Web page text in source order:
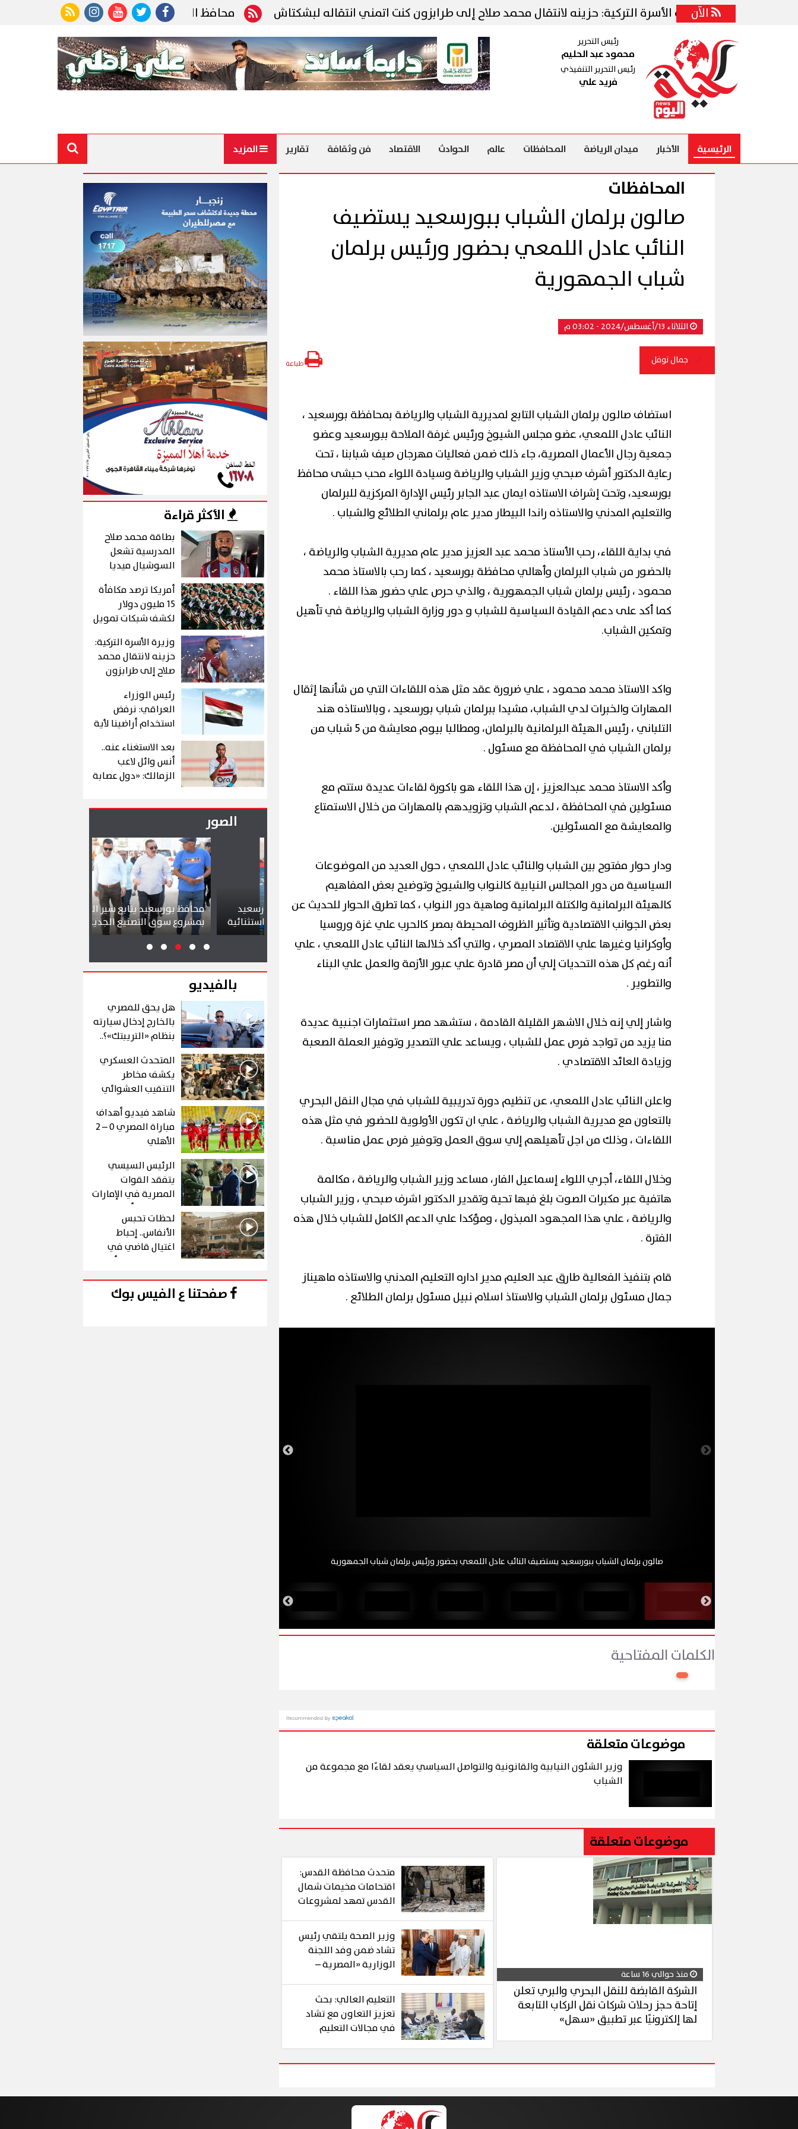
الآن محافظ الجيزة ينعى رئيس الوحدة المحلية بقرية ناهيا وزيرة الأسرة التركية: حزينه لانتقال محمد صلاح إلى طرابزون كنت اتمني انتقاله لبشكتاش
رئيس التحرير
محمود عبد الحليم
رئيس التحرير التنفيذي
فريد علي
الرئيسية الأخبار ميدان الرياضة المحافظات عالم الحوادث الاقتصاد فن وثقافة تقارير المزيد
المحافظات
صالون برلمان الشباب ببورسعيد يستضيف
النائب عادل اللمعي بحضور ورئيس برلمان
شباب الجمهورية
الثلاثاء 13/أغسطس/2024 - 03:02 م
جمال نوفل طباعة
استضاف صالون برلمان الشباب التابع لمديرية الشباب والرياضة بمحافظة بورسعيد ،
النائب عادل اللمعي، عضو مجلس الشيوخ ورئيس غرفة الملاحة ببورسعيد وعضو
جمعية رجال الأعمال المصرية، جاء ذلك ضمن فعاليات مهرجان صيف شبابنا ، تحت
رعاية الدكتور أشرف صبحي وزير الشباب والرياضة وسيادة اللواء محب حبشى محافظ
بورسعيد، وتحت إشراف الاستاذه ايمان عبد الجابر رئيس الإدارة المركزية للبرلمان
والتعليم المدني والاستاذه راندا البيطار مدير عام برلماني الطلائع والشباب .
في بداية اللقاء، رحب الأستاذ محمد عبد العزيز مدير عام مديرية الشباب والرياضة ،
بالحضور من شباب البرلمان وأهالي محافظة بورسعيد ، كما رحب بالاستاذ محمد
محمود ، رئيس برلمان شباب الجمهورية ، والذي حرص علي حضور هذا اللقاء .
كما أكد على دعم القيادة السياسية للشباب و دور وزارة الشباب والرياضة في تأهيل
وتمكين الشباب.
واكد الاستاذ محمد محمود ، علي ضرورة عقد مثل هذه اللقاءات التي من شأنها إثقال
المهارات والخبرات لدي الشباب، مشيدا ببرلمان شباب بورسعيد ، وبالاستاذه هند
التلباني ، رئيس الهيئة البرلمانية بالبرلمان، ومطالبا بيوم معايشة من 5 شباب من
برلمان الشباب في المحافظة مع مسئول .
وأكد الاستاذ محمد عبدالعزيز ، إن هذا اللقاء هو باكورة لقاءات عديدة ستتم مع
مسئولين في المحافظة ، لدعم الشباب وتزويدهم بالمهارات من خلال الاستمتاع
والمعايشة مع المسئولين.
ودار حوار مفتوح بين الشباب والنائب عادل اللمعي ، حول العديد من الموضوعات
السياسية من دور المجالس النيابية كالنواب والشيوخ وتوضيح بعض المفاهيم
كالهيئة البرلمانية والكتلة البرلمانية وماهية دور النواب ، كما تطرق الحوار للحديث عن
بعض الجوانب الاقتصادية وتأثير الظروف المحيطة بمصر كالحرب علي غزة وروسيا
وأوكرانيا وغيرها علي الاقتصاد المصري ، والتي أكد خلالها النائب عادل اللمعي ، علي
أنه رغم كل هذه التحديات إلي أن مصر قادرة علي عبور الأزمة والعمل علي البناء
والتطوير .
واشار إلي إنه خلال الاشهر القليلة القادمة ، ستشهد مصر استثمارات اجنبية عديدة
منا يزيد من تواجد فرص عمل للشباب ، ويساعد علي التصدير وتوفير العملة الصعبة
وزيادة العائد الاقتصادي .
واعلن النائب عادل اللمعي، عن تنظيم دورة تدريبية للشباب في مجال النقل البحري
بالتعاون مع مديرية الشباب والرياضة ، علي ان تكون الأولوية للحضور في مثل هذه
اللقاءات ، وذلك من اجل تأهيلهم إلي سوق العمل وتوفير فرص عمل مناسبة .
وخلال اللقاء، أجري اللواء إسماعيل الفار، مساعد وزير الشباب والرياضة ، مكالمة
هاتفية عبر مكبرات الصوت بلغ فيها تحية وتقدير الدكتور اشرف صبحي ، وزير الشباب
والرياضة ، علي هذا المجهود المبذول ، ومؤكدا علي الدعم الكامل للشباب خلال هذه
الفترة .
قام بتنفيذ الفعالية طارق عبد العليم مدير اداره التعليم المدني والاستاذه ماهيناز
جمال مسئول برلمان الشباب والاستاذ اسلام نبيل مسئول برلمان الطلائع .
صالون برلمان الشباب ببورسعيد يستضيف النائب عادل اللمعي بحضور ورئيس برلمان شباب الجمهورية
الكلمات المفتاحية
موضوعات متعلقة
وزير الشئون النيابية والقانونية والتواصل السياسي يعقد لقاءًا مع مجموعة من
الشباب
موضوعات متعلقة
منذ حوالي 16 ساعة
الشركة القابضة للنقل البحري والبري تعلن
إتاحة حجز رحلات شركات نقل الركاب التابعة
لها إلكترونيًا عبر تطبيق «سهل»
متحدث محافظة القدس:
اقتحامات مخيمات شمال
القدس تمهد لمشروعات
لأهداف أمنية
وزير الصحة يلتقي رئيس
تشاد ضمن وفد اللجنة
الوزارية «المصرية –
التعاون الصحي
التعليم العالي: بحث
تعزيز التعاون مع تشاد
في مجالات التعليم
الأكثر قراءة
بطاقة محمد صلاح
المدرسية تشعل
السوشيال ميديا
أمريكا ترصد مكافأة
15 مليون دولار
لكشف شبكات تمويل
الإيراني
وزيرة الأسرة التركية:
حزينه لانتقال محمد
صلاح إلى طرابزون
لبشكتاش
رئيس الوزراء
العراقي: نرفض
استخدام أراضينا لأية
الشقيقة أو
الصديقة
بعد الاستغناء عنه..
أنس وائل لاعب
الزمالك: «دول عصابة
حاجة»
الصور
إقبال كبير ينعش سياحة اليوم الواحد
محافظ القاهرة يشهد أول مشاركة
لكورال التعليم في فعاليات شارع الفن
(صور)
آلاف الزائرين يتدفقون على بورسعيد
وبورفؤاد في عطلة أسبوعية استثنائية
محافظ بورسعيد يتابع سير العمل
بمشروع سوق التصنيع الجديد
بالفيديو
هل يحق للمصري
بالخارج إدخال سيارته
بنظام «التريبتك»؟..
المتحدث العسكري
يكشف مخاطر
التنقيب العشوائي
عن الذهب في "درع
الجنوب"
شاهد فيديو أهداف
مباراة المصري 0 – 2
الأهلي
الرئيس السيسي
يتفقد القوات
المصرية في الإمارات
خلال زيارة أخوية
لحظات تحبس
الأنفاس.. إحباط
اغتيال قاضي في
الحلقة 10 من رأس
صفحتنا ع الفيس بوك